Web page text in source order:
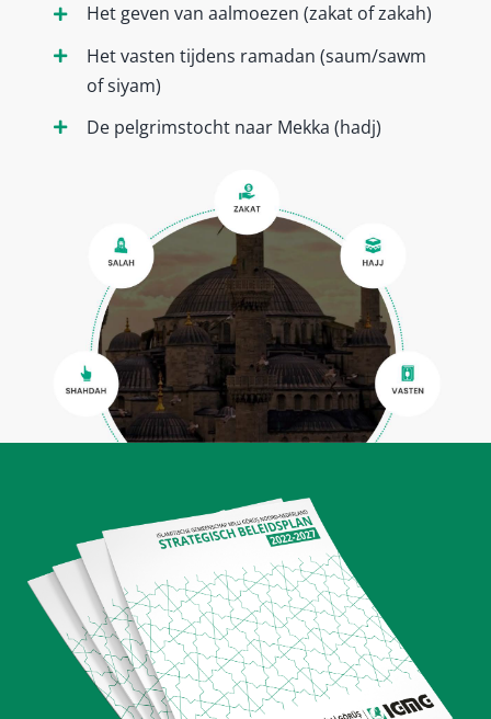
Het geven van aalmoezen (zakat of zakah)
Het vasten tijdens ramadan (saum/sawm
of siyam)
De pelgrimstocht naar Mekka (hadj)